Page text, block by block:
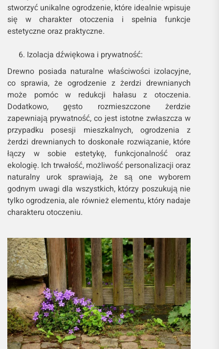
stworzyć unikalne ogrodzenie, które idealnie wpisuje
się w charakter otoczenia i spełnia funkcje
estetyczne oraz praktyczne.
Izolacja dźwiękowa i prywatność:
Drewno posiada naturalne właściwości izolacyjne,
co sprawia, że ogrodzenie z żerdzi drewnianych
może pomóc w redukcji hałasu z otoczenia.
Dodatkowo, gęsto rozmieszczone żerdzie
zapewniają prywatność, co jest istotne zwłaszcza w
przypadku posesji mieszkalnych, ogrodzenia z
żerdzi drewnianych to doskonałe rozwiązanie, które
łączy w sobie estetykę, funkcjonalność oraz
ekologię. Ich trwałość, możliwość personalizacji oraz
naturalny urok sprawiają, że są one wyborem
godnym uwagi dla wszystkich, którzy poszukują nie
tylko ogrodzenia, ale również elementu, który nadaje
charakteru otoczeniu.